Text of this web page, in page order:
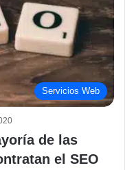
Servicios Web
de las
el SEO